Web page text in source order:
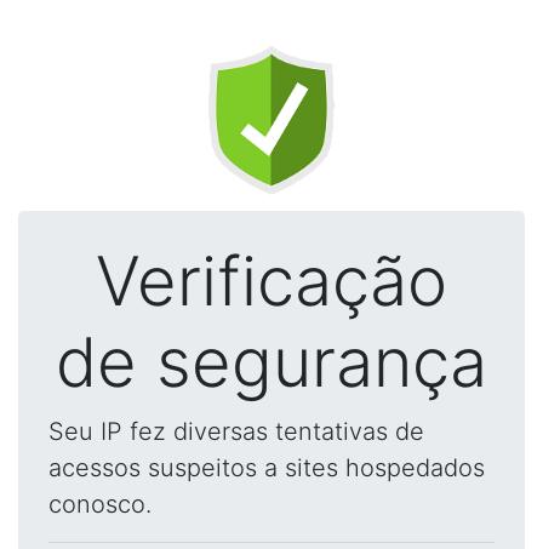
Verificação
de segurança
Seu IP fez diversas tentativas de
acessos suspeitos a sites hospedados
conosco.